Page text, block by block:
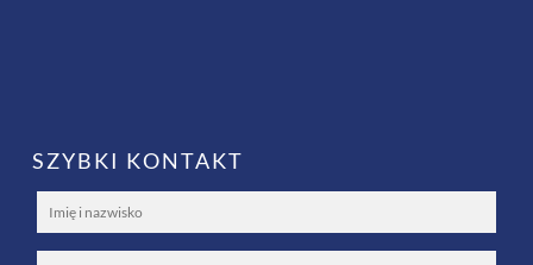
SZYBKI KONTAKT